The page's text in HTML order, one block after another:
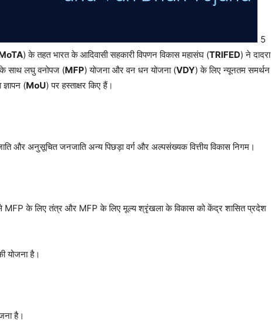
5
) के तहत भारत के आदिवासी सहकारी विपणन विकास महासंघ (TRIFED) ने दादरा
साथ लघु वनोपज (MFP) योजना और वन धन योजना (VDY) के लिए न्यूनतम समर्थन
(MoU) पर हस्ताक्षर किए हैं।
और अनुसूचित जनजाति अन्य पिछड़ा वर्ग और अल्पसंख्यक वित्तीय विकास निगम।
MFP के लिए तंत्र और MFP के लिए मूल्य श्रृंखला के विकास को केंद्र शासित प्रदेश
योजना है।
है।